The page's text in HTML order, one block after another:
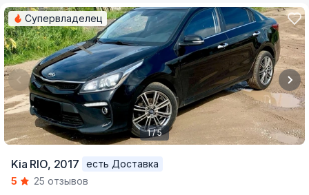
of
Супервладелец
1 / 5
Kia RIO, 2017
есть Доставка
5
25 отзывов